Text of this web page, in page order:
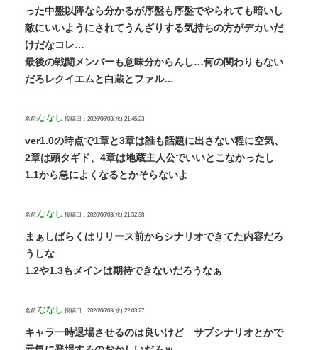
った中盤以降なら分かるが序盤も序盤でやられても暗いし
敵にいいようにされてうんざりする気持ちの方がデカいだ
けだなコレ…
最後の戦闘メンバーも意味分からんし…何の関わりもない
だろレクイエムと白蔵とファル…
名前:ななし 投稿日：2026/06/03(水) 21:45:23
ver1.0の時点で1章と3章は誰も話題に出さない程に空気、
2章は頭タギド、4章は地蔵主人公でいいとこなかったし
1.1から急によくなるとかそらないよ
名前:ななし 投稿日：2026/06/03(水) 21:52:38
まぁしばらくはリリース前からシナリオできてた内容だろ
うしな
1.2や1.3もメインは期待できないだろうなぁ
名前:ななし 投稿日：2026/06/03(水) 22:03:27
キャラ一時退場させるのは良いけど サブシナリオとかで